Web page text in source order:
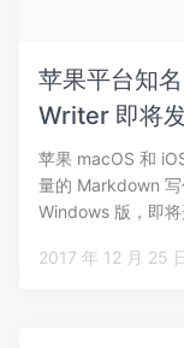
苹果平台知
Writer 即将
苹果 macOS 和
量的 Markdown
Windows 版，即